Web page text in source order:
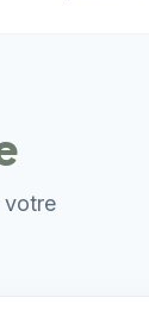
votre